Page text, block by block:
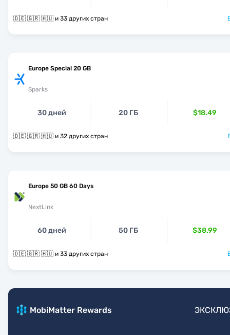
🇩🇪 🇬🇷 🇭🇺 и 33 других стран
Europe Special 20 GB
Sparks
30 дней 20 ГБ $18.49
🇩🇪 🇬🇷 🇭🇺 и 32 других стран
Europe 50 GB 60 Days
NextLink
60 дней 50 ГБ $38.99
🇩🇪 🇬🇷 🇭🇺 и 33 других стран
MobiMatter Rewards